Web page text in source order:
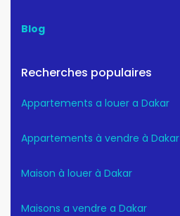
Blog
Recherches populaires
Appartements a louer a Dakar
Appartements à vendre à Dakar
Maison à louer à Dakar
Maisons a vendre a Dakar